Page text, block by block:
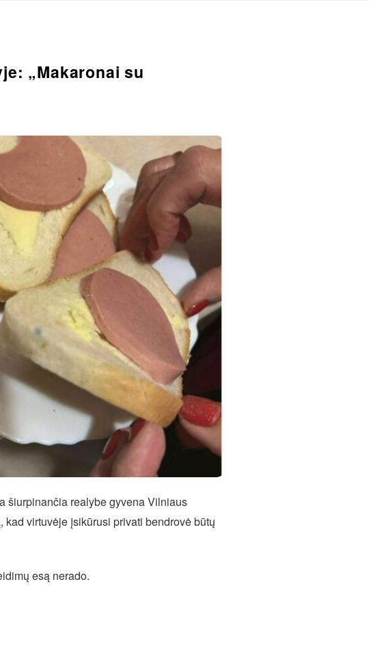
„Makaronai su
šiurpinančia realybe gyvena Vilniaus
virtuvėje įsikūrusi privati bendrovė būtų
esą nerado.